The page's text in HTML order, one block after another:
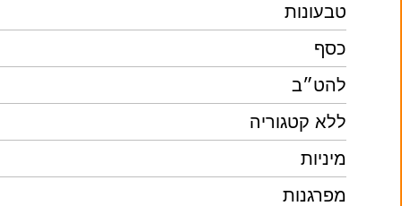
טבעונות
כסף
להט״ב
ללא קטגוריה
מיניות
מפרגנות